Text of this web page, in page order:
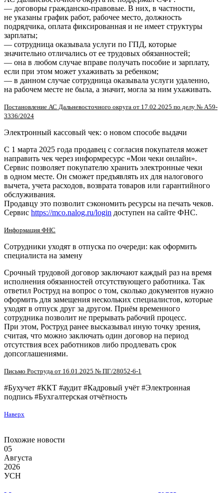
— договоры гражданско-правовые. В них, в частности,
не указаны график работ, рабочее место, должность
подрядчика, оплата фиксированная и не имеет структуры
зарплаты;
— сотрудница оказывала услуги по ГПД, которые
значительно отличались от ее трудовых обязанностей;
— она в любом случае вправе получать пособие и зарплату,
если при этом может ухаживать за ребенком;
— в данном случае сотрудница оказывала услуги удаленно,
на рабочем месте не была, а значит, могла за ним ухаживать.
Постановление АС Дальневосточного округа от 17.02.2025 по делу № А59-
3336/2024
Электронный кассовый чек: о новом способе выдачи
С 1 марта 2025 года продавец с согласия покупателя может
направить чек через информресурс «Мои чеки онлайн».
Сервис позволяет покупателю хранить электронные чеки
в одном месте. Он сможет предъявлять их для налогового
вычета, учета расходов, возврата товаров или гарантийного
обслуживания.
Продавцу это позволит сэкономить ресурсы на печать чеков.
Сервис https://mco.nalog.ru/login доступен на сайте ФНС.
Информация ФНС
Сотрудники уходят в отпуска по очереди: как оформить
специалиста на замену
Срочный трудовой договор заключают каждый раз на время
исполнения обязанностей отсутствующего работника. Так
ответил Роструд на вопрос о том, сколько документов нужно
оформить для замещения нескольких специалистов, которые
уходят в отпуск друг за другом. Приём временного
сотрудника позволит не прерывать рабочий процесс.
При этом, Роструд ранее высказывал иную точку зрения,
считая, что можно заключать один договор на период
отсутствия всех работников либо продлевать срок
допсоглашениями.
Письмо Роструда от 16.01.2025 № ПГ/28052-6-1
#Бухучет #ККТ #аудит #Кадровый учёт #Электронная
подпись #Бухгалтерская отчётность
Наверх
Похожие новости
05
Августа
2026
УСН